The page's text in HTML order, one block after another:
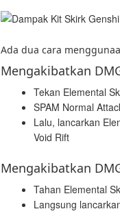
Ada dua cara
Mengakibatkan
Tekan Elemental
SPAM Normal
Lalu, lancarkan
Void Rift
Mengakibatkan
Tahan Elemental
Langsung